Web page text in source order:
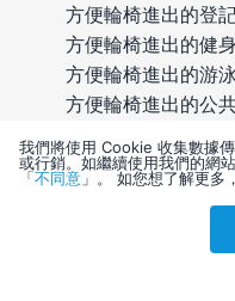
方便輪椅進出的登
方便輪椅進出的健
方便輪椅進出的游
方便輪椅進出的公
室外游泳池數量 - 1
可供輪椅出入的停
我們將使用 Cookie 收集數據
或行銷。如繼續使用我們的網
「不同意 」。 如您想了解更多